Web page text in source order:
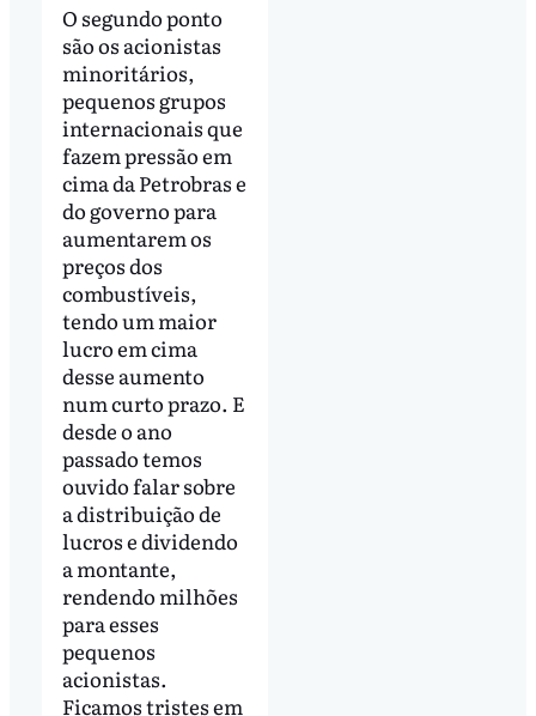
O segundo ponto
são os acionistas
minoritários,
pequenos grupos
internacionais que
fazem pressão em
cima da Petrobras e
do governo para
aumentarem os
preços dos
combustíveis,
tendo um maior
lucro em cima
desse aumento
num curto prazo. E
desde o ano
passado temos
ouvido falar sobre
a distribuição de
lucros e dividendo
a montante,
rendendo milhões
para esses
pequenos
acionistas.
Ficamos tristes em